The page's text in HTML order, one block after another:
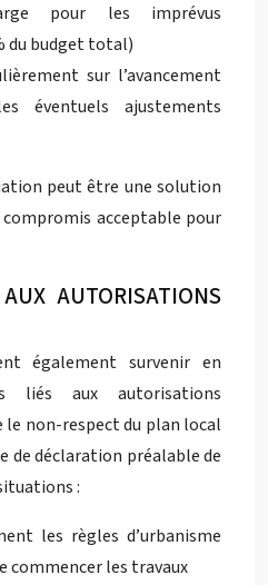
pour les imprévus
du budget total)
sur l’avancement
éventuels ajustements
peut être une solution
acceptable pour
AUTORISATIONS
également survenir en
liés aux autorisations
non-respect du plan local
de déclaration préalable de
:
les règles d’urbanisme
commencer les travaux